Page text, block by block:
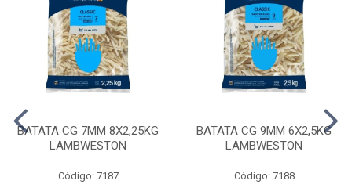
BATATA CG 7MM 8X2,25KG
LAMBWESTON
Código: 7187
BATATA CG 9MM 6X2,5KG
LAMBWESTON
Código: 7188